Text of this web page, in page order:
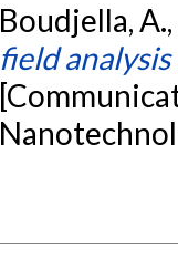
Boudjella,
field